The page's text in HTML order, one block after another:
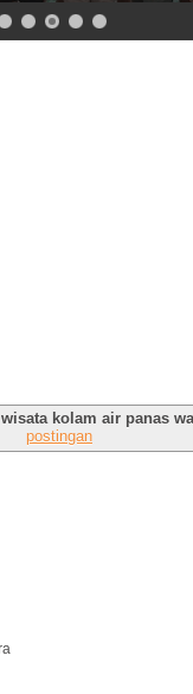
wisata kolam air panas
postingan